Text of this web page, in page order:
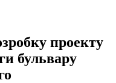
проекту
бульвару